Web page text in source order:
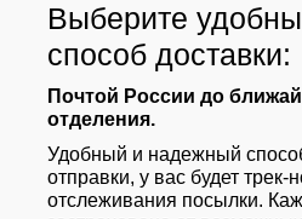
Выберите
способ доставки:
Почтой России до
отделения.
Удобный и надежный
отправки, у вас будет трек-
отслеживания посылки.